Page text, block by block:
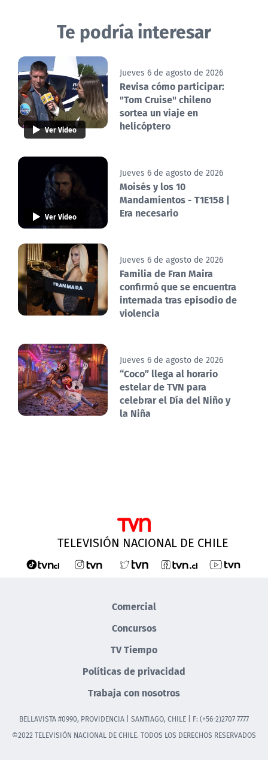
Te podría interesar
Ver Video
Jueves 6 de agosto de 2026
Revisa cómo participar:
"Tom Cruise" chileno
sortea un viaje en
helicóptero
Ver Video
Jueves 6 de agosto de 2026
Moisés y los 10
Mandamientos - T1E158 |
Era necesario
Jueves 6 de agosto de 2026
Familia de Fran Maira
confirmó que se encuentra
internada tras episodio de
violencia
Jueves 6 de agosto de 2026
“Coco” llega al horario
estelar de TVN para
celebrar el Día del Niño y
la Niña
TELEVISIÓN NACIONAL DE CHILE
Comercial
Concursos
TV Tiempo
Políticas de privacidad
Trabaja con nosotros
BELLAVISTA #0990, PROVIDENCIA | SANTIAGO, CHILE | F: (+56-2)2707 7777
©2022 TELEVISIÓN NACIONAL DE CHILE. TODOS LOS DERECHOS RESERVADOS